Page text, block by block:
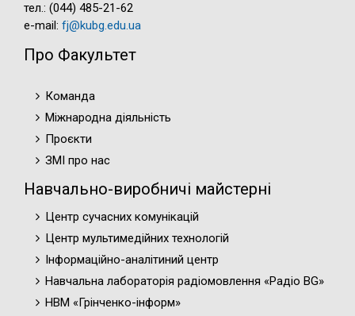
тел.: (044) 485-21-62
e-mail: fj@kubg.edu.ua
Про Факультет
Команда
Міжнародна діяльність
Проєкти
ЗМІ про нас
Навчально-виробничі майстерні
Центр сучасних комунікацій
Центр мультимедійних технологій
Інформаційно-аналітиний центр
Навчальна лабораторія радіомовлення «Радіо BG»
НВМ «Грінченко-інформ»